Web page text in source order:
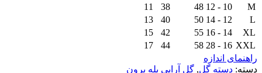
M
10 - 12
48
38
11
L
12 - 14
50
40
13
XL
14 - 16
55
42
15
XXL
16 - 28
58
44
17
راهنمای اندازه
دسته: دسته گل, گل آرایی بله برون